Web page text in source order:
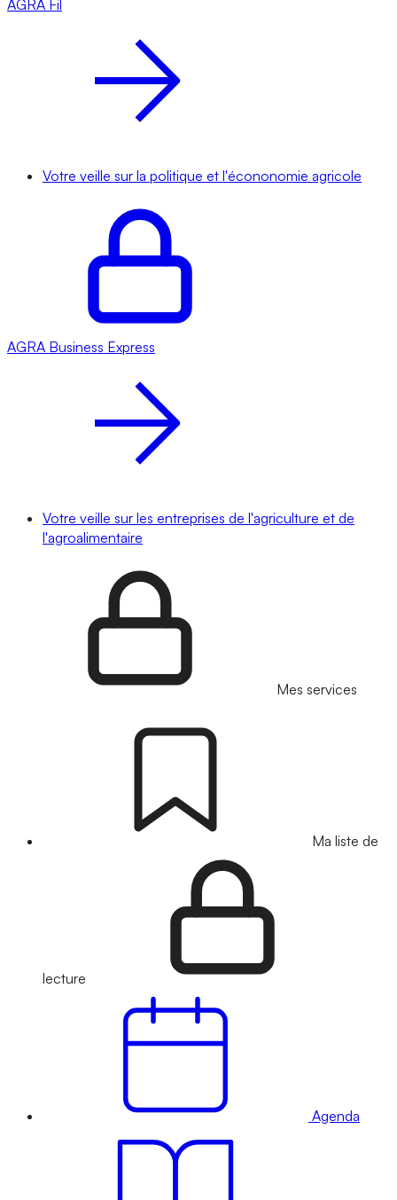
AGRA Fil
Votre veille sur la politique et l'écononomie agricole
AGRA Business Express
Votre veille sur les entreprises de l'agriculture et de
l'agroalimentaire
Mes services
Ma liste de
lecture
Agenda